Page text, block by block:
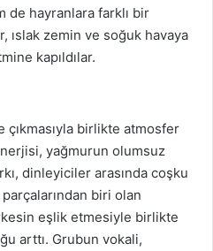
de hayranlara farklı bir
ıslak zemin ve soğuk havaya
kapıldılar.
çıkmasıyla birlikte atmosfer
yağmurun olumsuz
dinleyiciler arasında coşku
biri olan
eşlik etmesiyle birlikte
arttı. Grubun vokali,